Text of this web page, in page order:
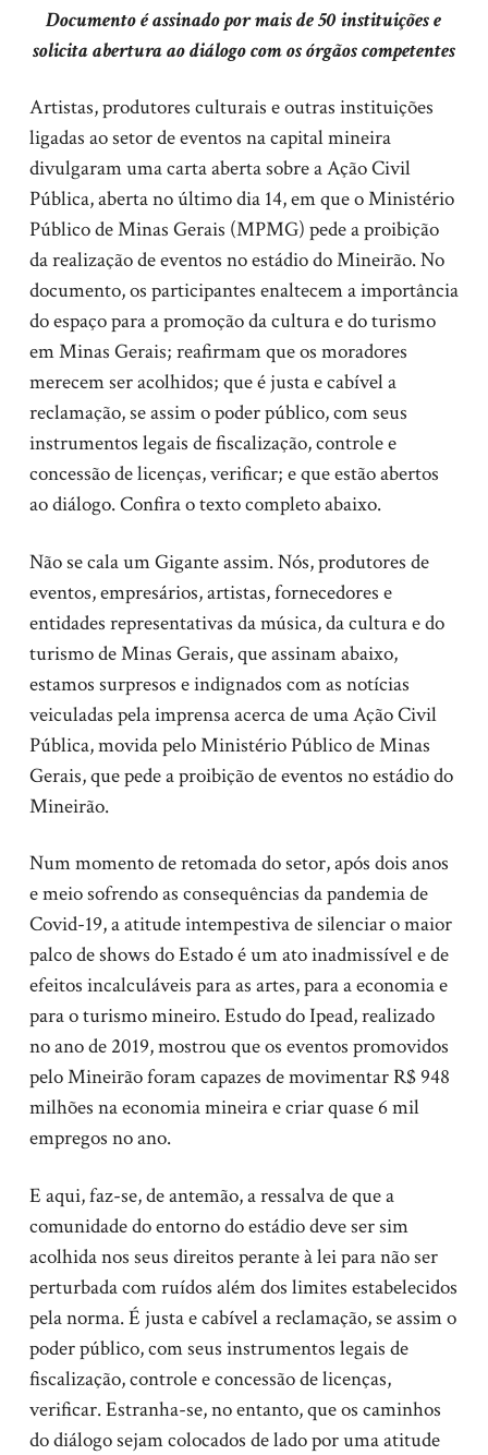
Documento é assinado por mais de 50 instituições e
solicita abertura ao diálogo com os órgãos competentes
Artistas, produtores culturais e outras instituições
ligadas ao setor de eventos na capital mineira
divulgaram uma carta aberta sobre a Ação Civil
Pública, aberta no último dia 14, em que o Ministério
Público de Minas Gerais (MPMG) pede a proibição
da realização de eventos no estádio do Mineirão. No
documento, os participantes enaltecem a importância
do espaço para a promoção da cultura e do turismo
em Minas Gerais; reafirmam que os moradores
merecem ser acolhidos; que é justa e cabível a
reclamação, se assim o poder público, com seus
instrumentos legais de fiscalização, controle e
concessão de licenças, verificar; e que estão abertos
ao diálogo. Confira o texto completo abaixo.
Não se cala um Gigante assim. Nós, produtores de
eventos, empresários, artistas, fornecedores e
entidades representativas da música, da cultura e do
turismo de Minas Gerais, que assinam abaixo,
estamos surpresos e indignados com as notícias
veiculadas pela imprensa acerca de uma Ação Civil
Pública, movida pelo Ministério Público de Minas
Gerais, que pede a proibição de eventos no estádio do
Mineirão.
Num momento de retomada do setor, após dois anos
e meio sofrendo as consequências da pandemia de
Covid-19, a atitude intempestiva de silenciar o maior
palco de shows do Estado é um ato inadmissível e de
efeitos incalculáveis para as artes, para a economia e
para o turismo mineiro. Estudo do Ipead, realizado
no ano de 2019, mostrou que os eventos promovidos
pelo Mineirão foram capazes de movimentar R$ 948
milhões na economia mineira e criar quase 6 mil
empregos no ano.
E aqui, faz-se, de antemão, a ressalva de que a
comunidade do entorno do estádio deve ser sim
acolhida nos seus direitos perante à lei para não ser
perturbada com ruídos além dos limites estabelecidos
pela norma. É justa e cabível a reclamação, se assim o
poder público, com seus instrumentos legais de
fiscalização, controle e concessão de licenças,
verificar. Estranha-se, no entanto, que os caminhos
do diálogo sejam colocados de lado por uma atitude